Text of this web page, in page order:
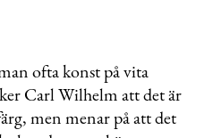
ofta konst på vita
Carl Wilhelm att det är
men menar på att det